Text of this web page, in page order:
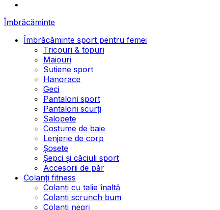
Îmbrăcăminte
Îmbrăcăminte sport pentru femei
Tricouri & topuri
Maiouri
Sutiene sport
Hanorace
Geci
Pantaloni sport
Pantaloni scurți
Salopete
Costume de baie
Lenjerie de corp
Șosete
Șepci și căciuli sport
Accesorii de păr
Colanți fitness
Colanți cu talie înaltă
Colanți scrunch bum
Colanți negri